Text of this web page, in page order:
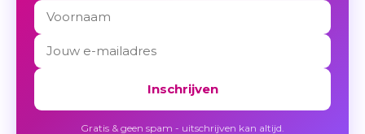
Inschrijven
Gratis & geen spam - uitschrijven kan altijd.